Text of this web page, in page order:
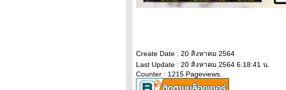
Create Date : 20 สิงหาคม 2564
Last Update : 20 สิงหาคม 2564 6:18:41 น.
Counter : 1215 Pageviews.